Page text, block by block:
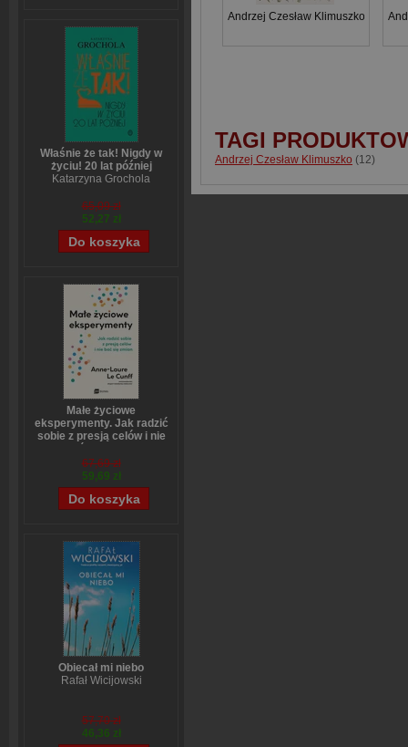
Właśnie że tak! Nigdy w
życiu! 20 lat później
Katarzyna Grochola
65,09 zł
52,27 zł
Małe życiowe
eksperymenty. Jak radzić
sobie z presją celów i nie
Anne-Laure LeCunff
67,69 zł
59,69 zł
Obiecał mi niebo
Rafał Wicijowski
57,70 zł
46,36 zł
Andrzej Czesław Klimuszko
TAGI
Andrzej Czesław Klimuszko (12)